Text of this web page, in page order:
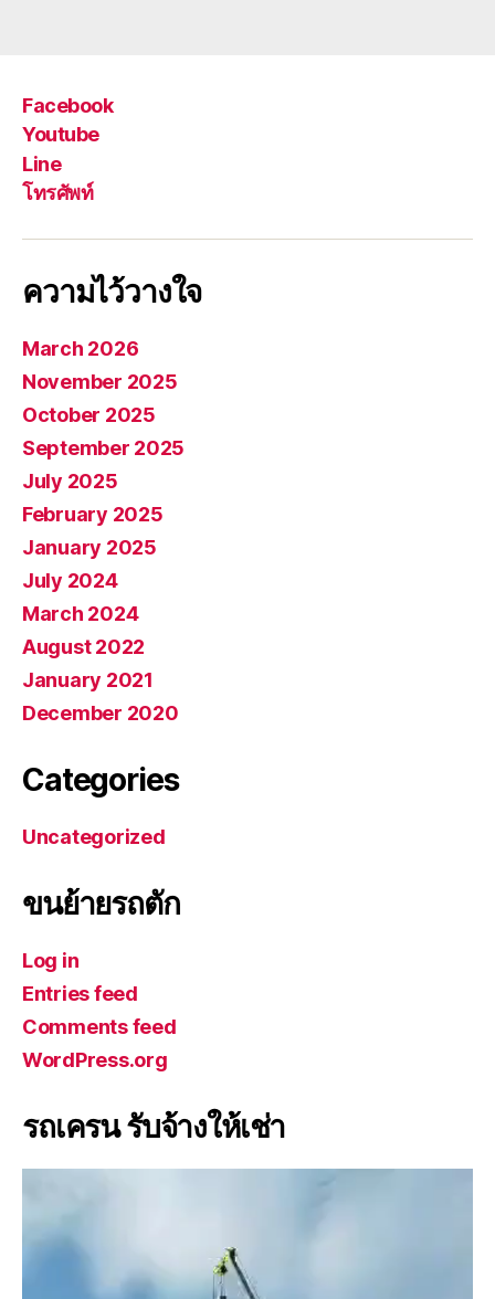
Facebook
Youtube
Line
โทรศัพท์
ความไว้วางใจ
March 2026
November 2025
October 2025
September 2025
July 2025
February 2025
January 2025
July 2024
March 2024
August 2022
January 2021
December 2020
Categories
Uncategorized
ขนย้ายรถตัก
Log in
Entries feed
Comments feed
WordPress.org
รถเครน รับจ้างให้เช่า